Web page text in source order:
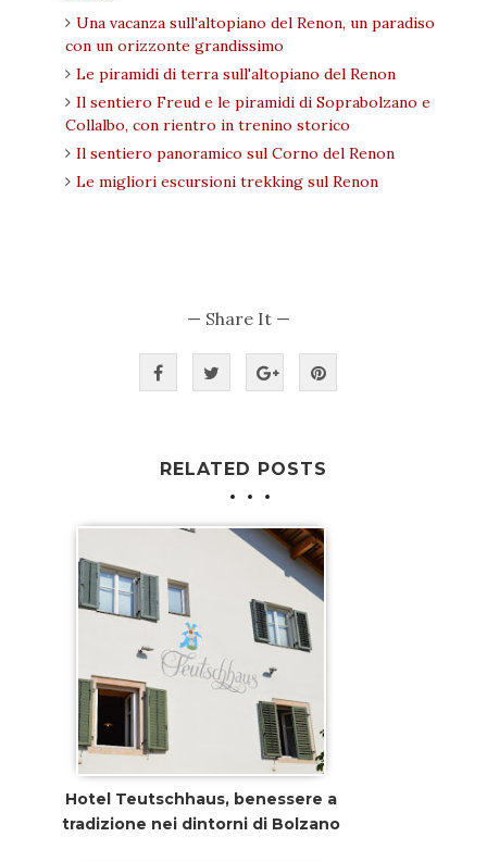
Una vacanza sull'altopiano del Renon, un paradiso
con un orizzonte grandissimo
Le piramidi di terra sull'altopiano del Renon
Il sentiero Freud e le piramidi di Soprabolzano e
Collalbo, con rientro in trenino storico
Il sentiero panoramico sul Corno del Renon
Le migliori escursioni trekking sul Renon
— Share It —
RELATED POSTS
Hotel Teutschhaus, benessere a
tradizione nei dintorni di Bolzano